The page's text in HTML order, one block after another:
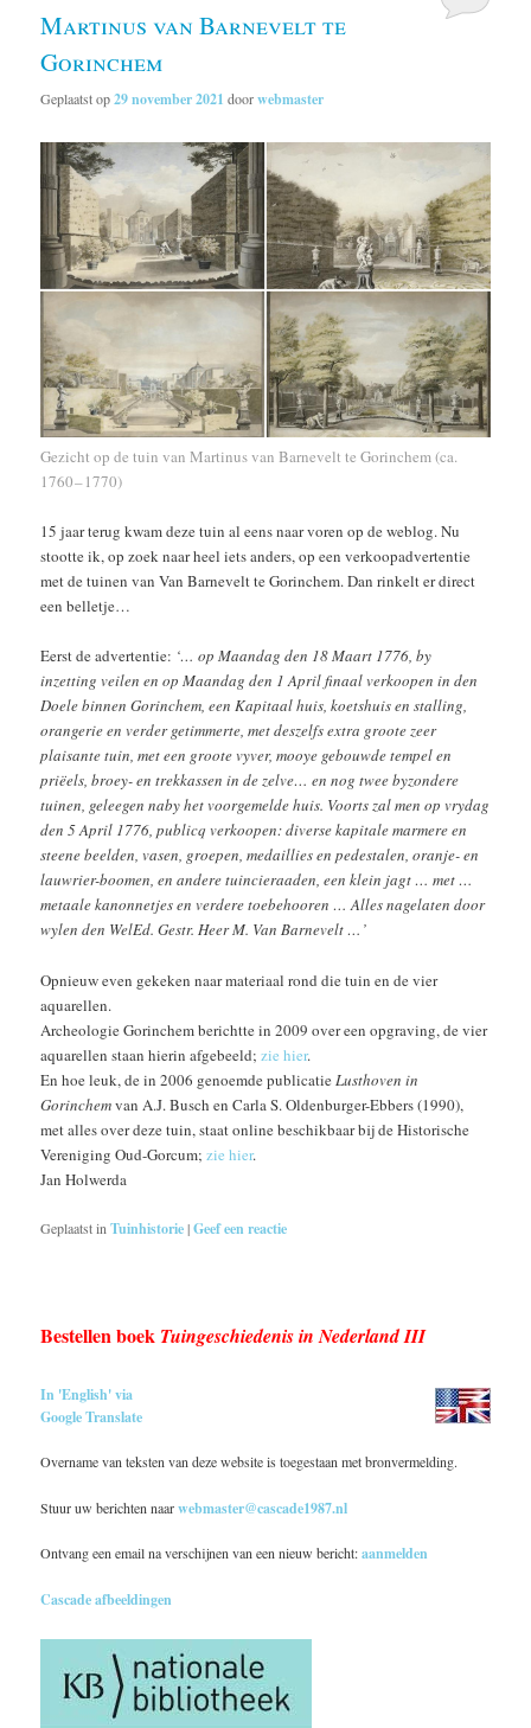
Martinus van Barnevelt te
Gorinchem
Geplaatst op29 november 2021 doorwebmaster
Gezicht op de tuin van Martinus van Barnevelt te Gorinchem (ca.
1760 – 1770)
15 jaar terug kwam deze tuin al eens naar voren op de weblog. Nu
stootte ik, op zoek naar heel iets anders, op een verkoopadvertentie
met de tuinen van Van Barnevelt te Gorinchem. Dan rinkelt er direct
een belletje…
Eerst de advertentie: ‘… op Maandag den 18 Maart 1776, by
inzetting veilen en op Maandag den 1 April finaal verkoopen in den
Doele binnen Gorinchem, een Kapitaal huis, koetshuis en stalling,
orangerie en verder getimmerte, met deszelfs extra groote zeer
plaisante tuin, met een groote vyver, mooye gebouwde tempel en
priëels, broey- en trekkassen in de zelve… en nog twee byzondere
tuinen, geleegen naby het voorgemelde huis. Voorts zal men op vrydag
den 5 April 1776, publicq verkoopen: diverse kapitale marmere en
steene beelden, vasen, groepen, medaillies en pedestalen, oranje- en
lauwrier-boomen, en andere tuincieraaden, een klein jagt … met …
metaale kanonnetjes en verdere toebehooren … Alles nagelaten door
wylen den WelEd. Gestr. Heer M. Van Barnevelt …’
Opnieuw even gekeken naar materiaal rond die tuin en de vier
aquarellen.
Archeologie Gorinchem berichtte in 2009 over een opgraving, de vier
aquarellen staan hierin afgebeeld;zie hier.
En hoe leuk, de in 2006 genoemde publicatie Lusthoven in
Gorinchemvan A.J. Busch en Carla S. Oldenburger-Ebbers (1990),
met alles over deze tuin, staat online beschikbaar bij de Historische
Vereniging Oud-Gorcum;zie hier.
Jan Holwerda
Geplaatst in Tuinhistorie|Geef een reactie
Bestellen boek Tuingeschiedenis in Nederland III
In 'English' via
Google Translate
Overname van teksten van deze website is toegestaan met bronvermelding.
Stuur uw berichten naarwebmaster@cascade1987.nl
Ontvang een email na verschijnen van een nieuw bericht:aanmelden
Cascade afbeeldingen